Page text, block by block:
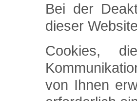
Bei der
dieser
Cookies,
von Ihnen